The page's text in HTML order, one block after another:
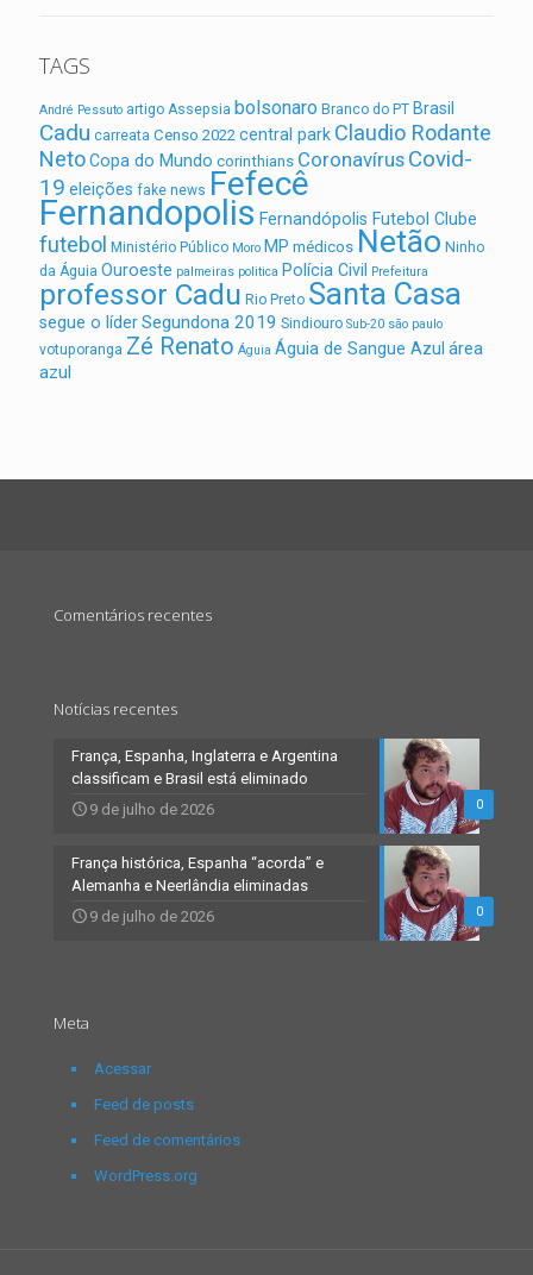
TAGS
André Pessuto artigo Assepsia bolsonaro Branco do PT Brasil
Cadu carreata Censo 2022 central park Claudio Rodante
NetoCopa do Mundo corinthians Coronavírus Covid-
19 eleições fake news Fefecê
Fernandopolis Fernandópolis Futebol Clube
futebol Ministério Público Moro MP médicos Netão Ninho
da Águia Ouroeste palmeiras politica Polícia Civil Prefeitura
professor Cadu Rio Preto Santa Casa
segue o líderSegundona 2019 Sindiouro Sub-20 são paulo
votuporanga Zé Renato Águia Águia de Sangue Azul área
azul
Comentários recentes
Notícias recentes
0
França, Espanha, Inglaterra e Argentina
classificam e Brasil está eliminado
9 de julho de 2026
0
França histórica, Espanha “acorda” e
Alemanha e Neerlândia eliminadas
9 de julho de 2026
Meta
Acessar
Feed de posts
Feed de comentários
WordPress.org